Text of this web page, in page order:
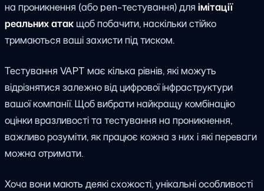
на проникнення (або pen-тестування) для імітації
реальних атак щоб побачити, наскільки стійко
тримаються ваші захисти під тиском.
Тестування VAPT має кілька рівнів, які можуть
відрізнятися залежно від цифрової інфраструктури
вашої компанії. Щоб вибрати найкращу комбінацію
оцінки вразливості та тестування на проникнення,
важливо розуміти, як працює кожна з них і які переваги
можна отримати.
Хоча вони мають деякі схожості, унікальні особливості